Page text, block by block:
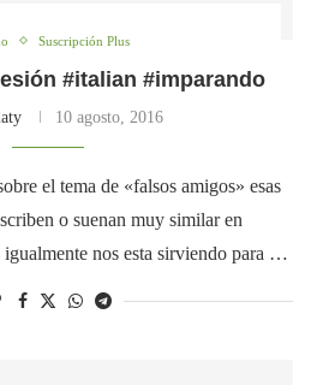
Suscripción Plus
#italian #imparando
10 agosto, 2016
el tema de «falsos amigos» esas
o suenan muy similar en
igualmente nos esta sirviendo para …